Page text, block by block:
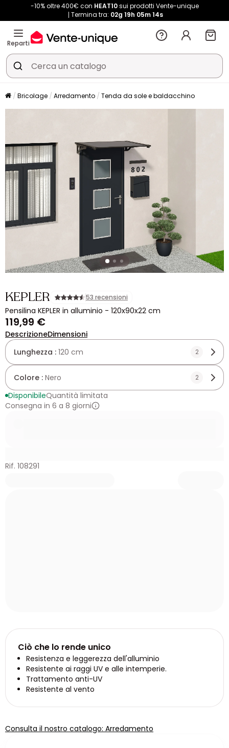
-10% oltre 400€ con HEAT10sui prodotti Vente-unique
Termina tra: 02g 19h 05m 14s
Reparti
Bricolage Arredamento Tenda da sole e baldacchino
KEPLER 53 recensioni
Pensilina KEPLER in alluminio - 120x90x22 cm
119,99 €
DescrizioneDimensioni
Lunghezza : 120 cm 2
Colore : Nero 2
DisponibileQuantità limitata
Consegna in 6 a 8 giorni
Rif. 108291
Ciò che lo rende unico
Resistenza e leggerezza dell'alluminio
Resistente ai raggi UV e alle intemperie.
Trattamento anti-UV
Resistente al vento
Consulta il nostro catalogo: Arredamento